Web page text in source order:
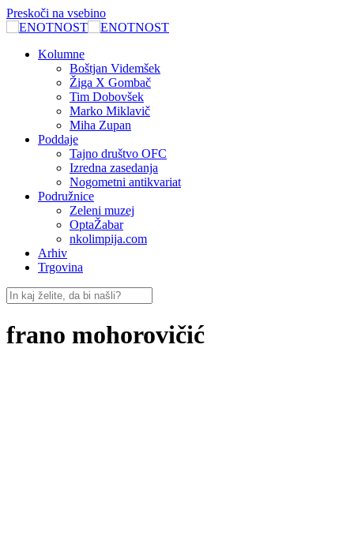
Preskoči na vsebino
Kolumne
Boštjan Videmšek
Žiga X Gombač
Tim Dobovšek
Marko Miklavič
Miha Zupan
Poddaje
Tajno društvo OFC
Izredna zasedanja
Nogometni antikvariat
Podružnice
Zeleni muzej
OptaŽabar
nkolimpija.com
Arhiv
Trgovina
frano mohorovičić